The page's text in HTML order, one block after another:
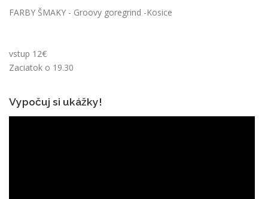
FARBY ŠMAKY - Groovy goregrind -Kosice
vstup 12€
Zaciatok o 19.30
Vypočuj si ukážky!